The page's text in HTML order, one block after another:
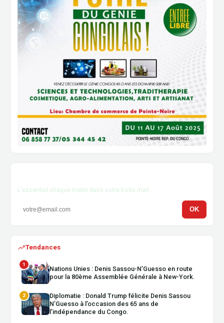
L'essentiel chaque matin dans votre boîte mail.
OK
Tendances
1
Nations Unies : Denis Sassou-N’Guesso en route
pour la 80ème Assemblée Générale à New-York.
2
Diplomatie : Donald Trump félicite Denis Sassou
N’Guesso à l’occasion des 65 ans de
l’indépendance du Congo.